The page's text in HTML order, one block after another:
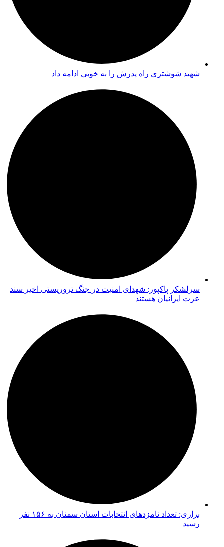
شهید شوشتری راه پدرش را به خوبی ادامه داد
سرلشکر پاکپور: شهدای امنیت در جنگ تروریستی اخیر سند
عزت ایرانیان هستند
براری: تعداد نامزدهای انتخابات استان سمنان به ۱۵۶ نفر
رسید